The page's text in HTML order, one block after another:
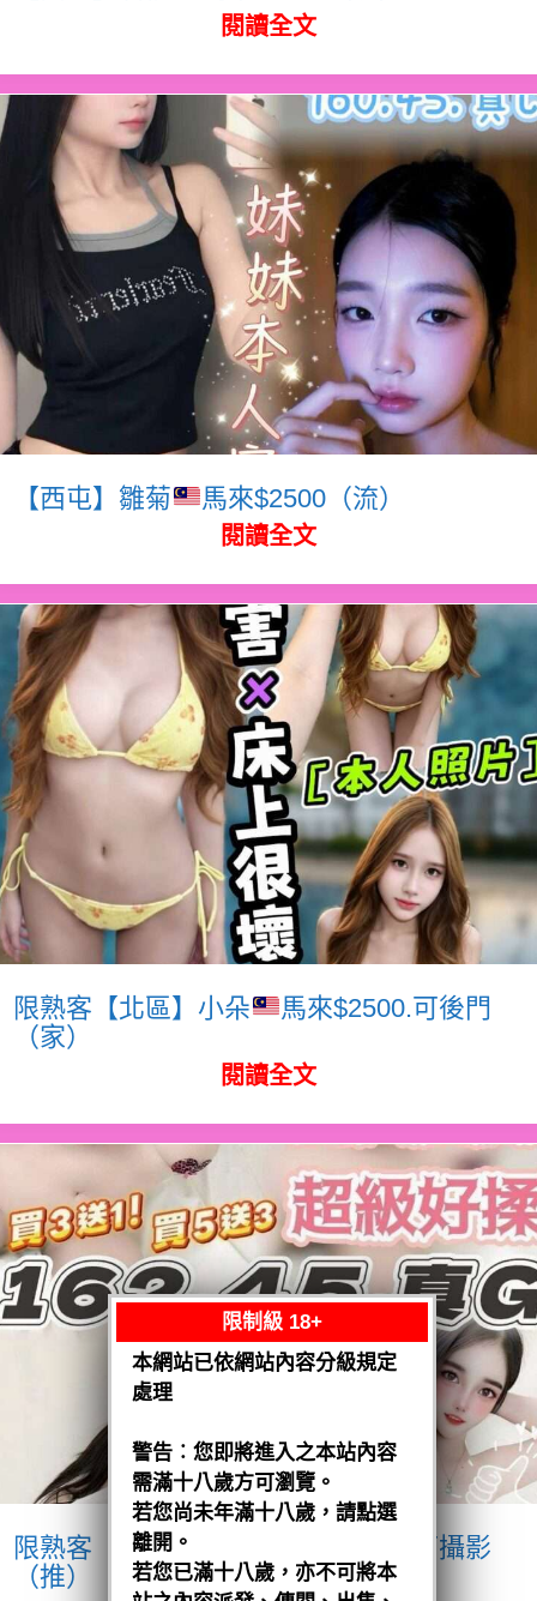
閱讀全文
【西屯】雛菊 馬來$2500（流）
閱讀全文
限熟客【北區】小朵
馬來$2500.可後門
（家）
閱讀全文
限熟客【沙鹿】優格
越南$3200.可攝影
（推）
限制級 18+
本網站已依網站內容分級規定
處理
警告︰您即將進入之本站內容
需滿十八歲方可瀏覽。
若您尚未年滿十八歲，請點選
離開。
若您已滿十八歲，亦不可將本